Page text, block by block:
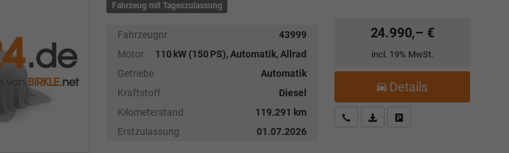
Fahrzeug mit Tageszulassung
Fahrzeugnr.
43999
Motor
110 kW (150 PS), Automatik, Allrad
Getriebe
Automatik
Kraftstoff
Diesel
Kilometerstand
119.291 km
Erstzulassung
01.07.2026
24.990,– €
incl. 19% MwSt.
Details
Kostenloser Rückruf-Service
PDF-Datei, Fahrzeugexposé